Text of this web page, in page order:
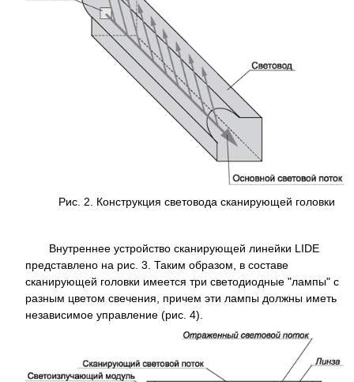
Рис. 2. Конструкция световода сканирующей головки
Внутреннее устройство сканирующей линейки LIDE
представлено на рис. 3. Таким образом, в составе
сканирующей головки имеется три светодиодные "лампы" с
разным цветом свечения, причем эти лампы должны иметь
независимое управление (рис. 4).